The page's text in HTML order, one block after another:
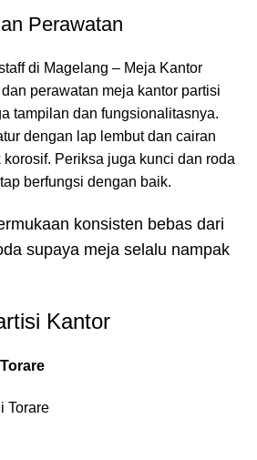
Perawatan
di Magelang – Meja Kantor
perawatan meja kantor partisi
tampilan dan fungsionalitasnya.
dengan lap lembut dan cairan
Periksa juga kunci dan roda
berfungsi dengan baik.
konsisten bebas dari
supaya meja selalu nampak
Kantor